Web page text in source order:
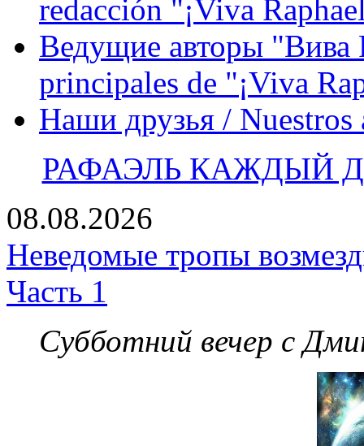
redacción "¡Viva
Ведущие авторы "Вива
principales de "¡Viva
Наши друзья / Nuestros
РАФАЭЛЬ КАЖДЫЙ
08.08.2026
Неведомые тропы
Часть 1
Субботний вечер с